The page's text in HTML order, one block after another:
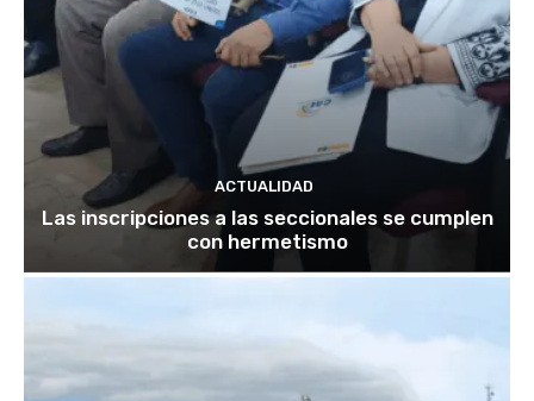
ACTUALIDAD
Las inscripciones a las seccionales se cumplen
con hermetismo